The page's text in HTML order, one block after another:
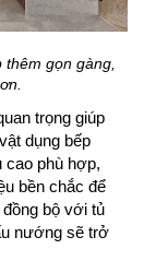
gọn gàng,
trọng giúp
dụng bếp
cao phù hợp,
bền chắc để
bộ với tủ
nướng sẽ trở